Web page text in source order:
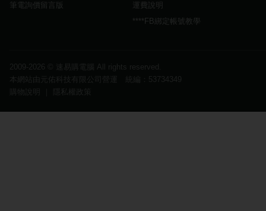
筆電詢價留言版
運費說明
****FB綁定帳號教學